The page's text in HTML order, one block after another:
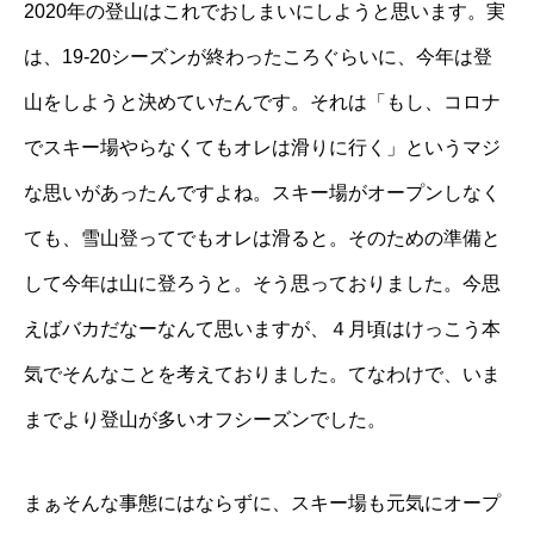
2020年の登山はこれでおしまいにしようと思います。実
は、19-20シーズンが終わったころぐらいに、今年は登
山をしようと決めていたんです。それは「もし、コロナ
でスキー場やらなくてもオレは滑りに行く」というマジ
な思いがあったんですよね。スキー場がオープンしなく
ても、雪山登ってでもオレは滑ると。そのための準備と
して今年は山に登ろうと。そう思っておりました。今思
えばバカだなーなんて思いますが、４月頃はけっこう本
気でそんなことを考えておりました。てなわけで、いま
までより登山が多いオフシーズンでした。
まぁそんな事態にはならずに、スキー場も元気にオープ